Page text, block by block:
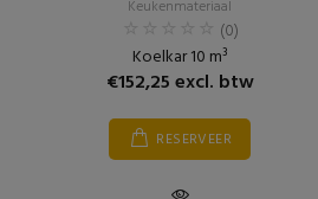
Keukenmateriaal
(0)
Koelkar 10 m³
€152,25 excl. btw
RESERVEER